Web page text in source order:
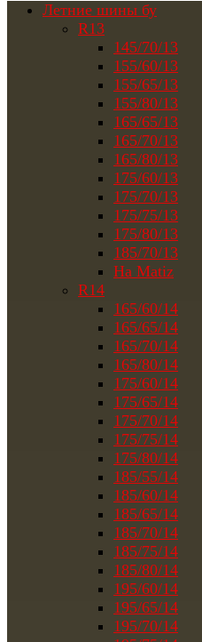
Летние шины бу
R13
145/70/13
155/60/13
155/65/13
155/80/13
165/65/13
165/70/13
165/80/13
175/60/13
175/70/13
175/75/13
175/80/13
185/70/13
На Matiz
R14
165/60/14
165/65/14
165/70/14
165/80/14
175/60/14
175/65/14
175/70/14
175/75/14
175/80/14
185/55/14
185/60/14
185/65/14
185/70/14
185/75/14
185/80/14
195/60/14
195/65/14
195/70/14